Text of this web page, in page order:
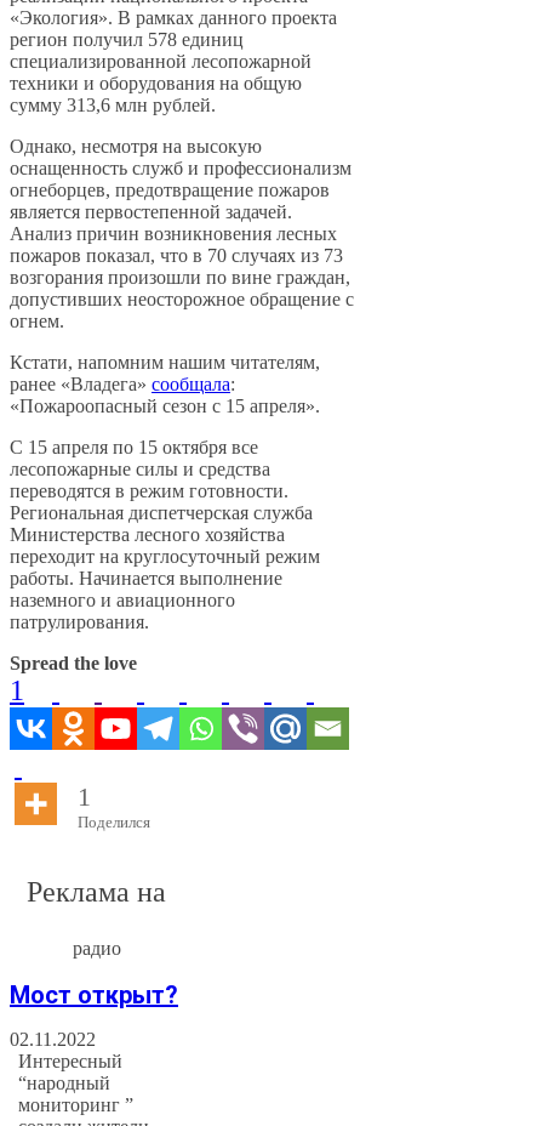
«Экология». В рамках данного проекта
регион получил 578 единиц
специализированной лесопожарной
техники и оборудования на общую
сумму 313,6 млн рублей.
Однако, несмотря на высокую
оснащенность служб и профессионализм
огнеборцев, предотвращение пожаров
является первостепенной задачей.
Анализ причин возникновения лесных
пожаров показал, что в 70 случаях из 73
возгорания произошли по вине граждан,
допустивших неосторожное обращение с
огнем.
Кстати, напомним нашим читателям,
ранее «Владега» сообщала:
«Пожароопасный сезон c 15 апреля».
С 15 апреля по 15 октября все
лесопожарные силы и средства
переводятся в режим готовности.
Региональная диспетчерская служба
Министерства лесного хозяйства
переходит на круглосуточный режим
работы. Начинается выполнение
наземного и авиационного
патрулирования.
Spread the love
1
1
Поделился
Реклама на
радио
Мост открыт?
02.11.2022
Интересный
“народный
мониторинг ”